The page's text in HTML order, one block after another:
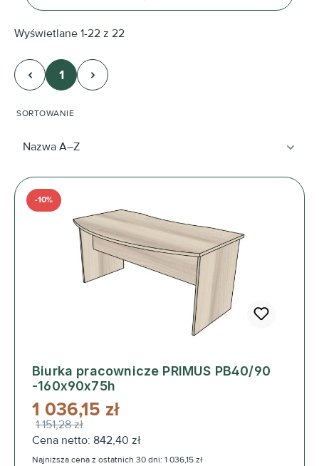
Wyświetlane 1-22 z 22
Strona
1
SORTOWANIE
Biurka pracownicze PRIMUS PB40/90
-160x90x75h
-10%
1 036,15 zł
1 151,28 zł
Cena netto: 842,40 zł
Najniższa cena z ostatnich 30 dni: 1 036,15 zł